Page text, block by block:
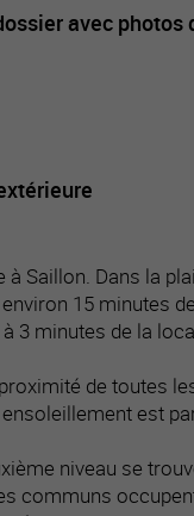
avec photos
Saillon. Dans la
15 minutes
à 3 minutes de la
de toutes
est
niveau se
communs